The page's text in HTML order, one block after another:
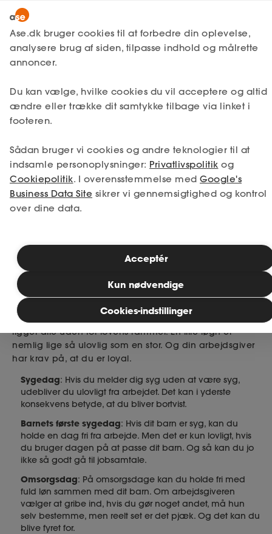
MitAse
Ase Selvstændig
Dokumenter.dk
Lønmodtager
A-kasse
Fagforening
Lønsikring
Få svar
Selvstændig
Studerende
Bliv medlem
Ase Selvstændig
Dokumenter.dk
Lønmodtager Få svar Jobsøgning Jobsamtale
Jobsamtale i arbejdstiden
til jobsamtale et andet sted? I denne artikel
viser vi dig 4 undskyldninger, du bør undgå,
og 4 lovlige alternativer.
Publiceret: 05. marts 2026
4 dårlige undskyldninger, der
potentielt bryder loven
Nedenstående ”genveje” kan være fristende. Men de
ligger alle uden for lovens rammer. En lille løgn er
nemlig lige så ulovlig som en stor. Og din arbejdsgiver
har krav på, at du er loyal.
Sygedag: Hvis du melder dig syg uden at være syg,
udebliver du ulovligt fra arbejdet. Det kan i yderste
konsekvens betyde, at du bliver bortvist.
Barnets første sygedag: Hvis dit barn er syg, kan du
holde en dag fri fra arbejde. Men det er kun lovligt, hvis
du bruger dagen på at passe dit barn. Og så kan du jo
ikke så godt gå til jobsamtale.
Omsorgsdag: På omsorgsdage kan du holde fri med
fuld løn sammen med dit barn. Om arbejdsgiveren
vælger at gribe ind, hvis du gør noget andet, må hun
selv bestemme, men reelt set er det pjæk. Og det kan du
blive fyret for.
Ase.dk bruger cookies til at forbedre din oplevelse,
analysere brug af siden, tilpasse indhold og målrette
annoncer.
Du kan vælge, hvilke cookies du vil acceptere og altid
ændre eller trække dit samtykke tilbage via linket i
footeren.
Sådan bruger vi cookies og andre teknologier til at
indsamle personoplysninger: Privatlivspolitik og
Cookiepolitik. I overensstemmelse med Google's
Business Data Site sikrer vi gennemsigtighed og kontrol
over dine data.
Cookies-indstillinger
Kun nødvendige
Acceptér